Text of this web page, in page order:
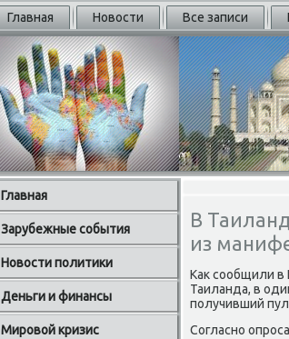
Главная Новости Все записи
Главная
Зарубежные события
Новости политики
Деньги и финансы
Мировой кризис
В
из
Как сообщили
Таиланда, в
получивший
Согласно